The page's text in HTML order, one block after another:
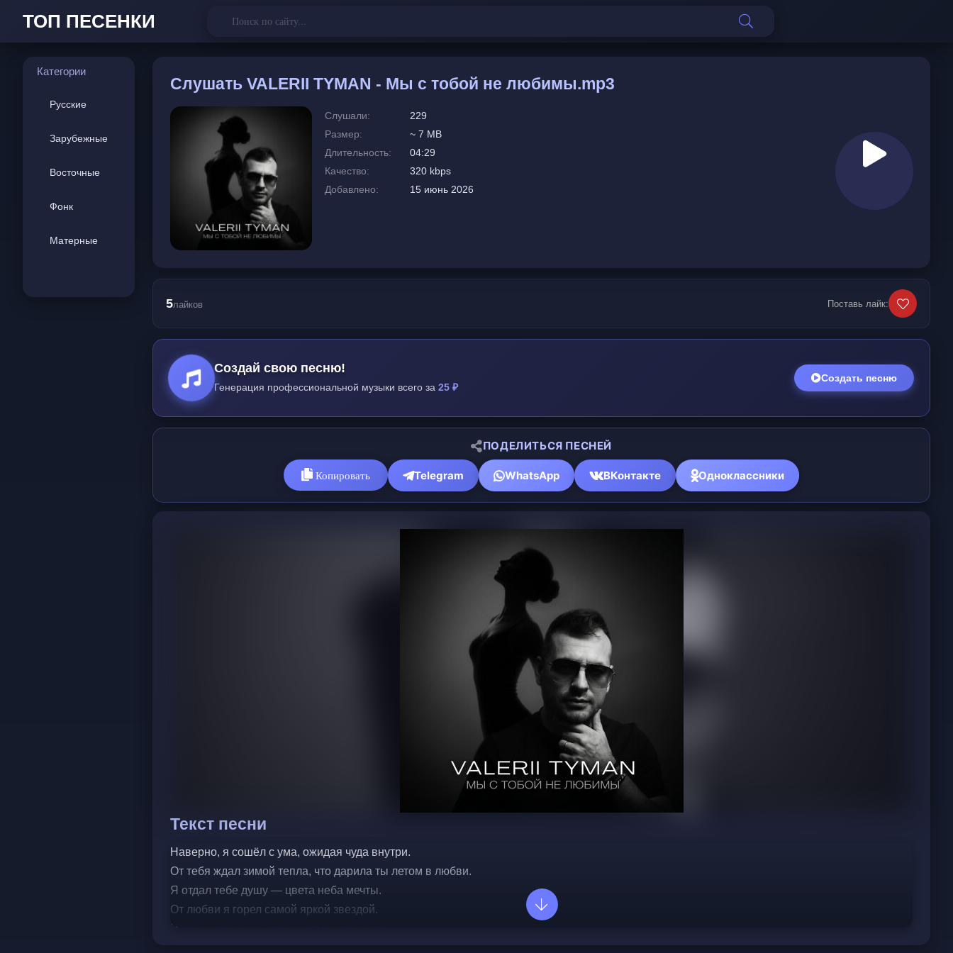
ТОП ПЕСЕНКИ
Категории
Русские
Зарубежные
Восточные
Фонк
Матерные
Слушать VALERII TYMAN - Мы с тобой не любимы.mp3
Слушали:
229
Размер:
~ 7 MB
Длительность:
04:29
Качество:
320 kbps
Добавлено:
15 июнь 2026
5лайков Поставь лайк:
Создай свою песню!
Генерация профессиональной музыки всего за 25 ₽
Создать песню
ПОДЕЛИТЬСЯ ПЕСНЕЙ
Копировать Telegram WhatsApp ВКонтакте Одноклассники
Текст песни
Наверно, я сошёл с ума, ожидая чуда внутри.
От тебя ждал зимой тепла, что дарила ты летом в любви.
Я отдал тебе душу — цвета неба мечты.
От любви я горел самой яркой звездой.
Но циклон наших душ принёс серые дни,